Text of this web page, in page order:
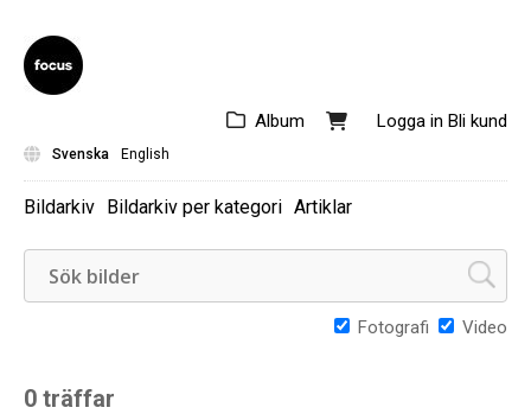
Logga in Bli kund
Album
Svenska English
Bildarkiv Bildarkiv per kategori Artiklar
Fotografi Video
0 träffar